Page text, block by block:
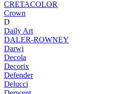
CRETACOLOR
Crown
D
Daily Art
DALER-ROWNEY
Darwi
Decola
Decorix
Defender
Delucci